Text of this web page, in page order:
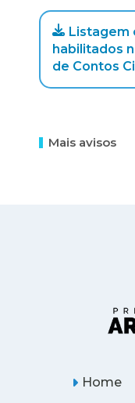
Listagem
habilitados
de Contos
Mais avisos
Home